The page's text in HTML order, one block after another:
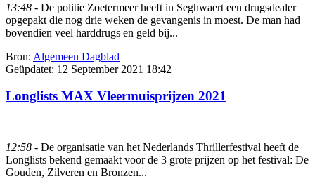
13:48 - De politie Zoetermeer heeft in Seghwaert een drugsdealer
opgepakt die nog drie weken de gevangenis in moest. De man had
bovendien veel harddrugs en geld bij...
Bron: Algemeen Dagblad
Geüpdatet: 12 September 2021 18:42
Longlists MAX Vleermuisprijzen 2021
12:58 - De organisatie van het Nederlands Thrillerfestival heeft de
Longlists bekend gemaakt voor de 3 grote prijzen op het festival: De
Gouden, Zilveren en Bronzen...